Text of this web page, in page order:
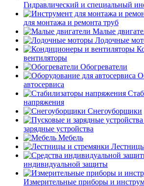
Гидравлический и специальный
для монтажа и ремонта труб
Малые
Лодочные
вентиляторы
Обогреватели
автосервиса
напряжения
Снегоуборщики
зарядные устройства
Мебель
индивидуальной защиты
Измерительные приборы и